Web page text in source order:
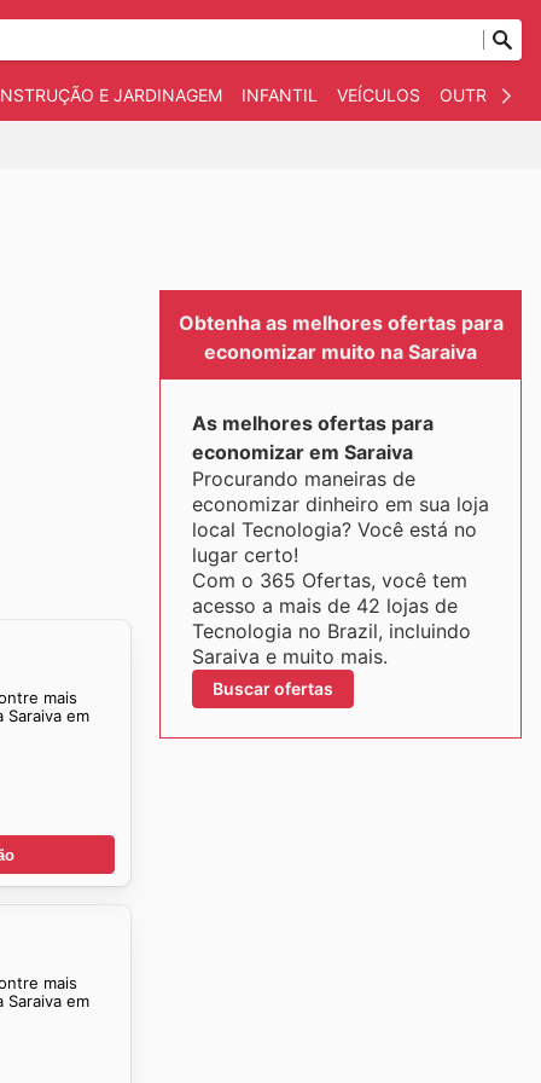
E JARDINAGEM INFANTIL VEÍCULOS OUTROS
mais
Saraiva em
mais
Saraiva em
Obtenha as melhores ofertas para
economizar muito na Saraiva
As melhores ofertas para
economizar em Saraiva
Procurando maneiras de
economizar dinheiro em sua loja
local Tecnologia? Você está no
lugar certo!
Com o 365 Ofertas, você tem
acesso a mais de 42 lojas de
Tecnologia no Brazil, incluindo
Saraiva e muito mais.
Buscar ofertas